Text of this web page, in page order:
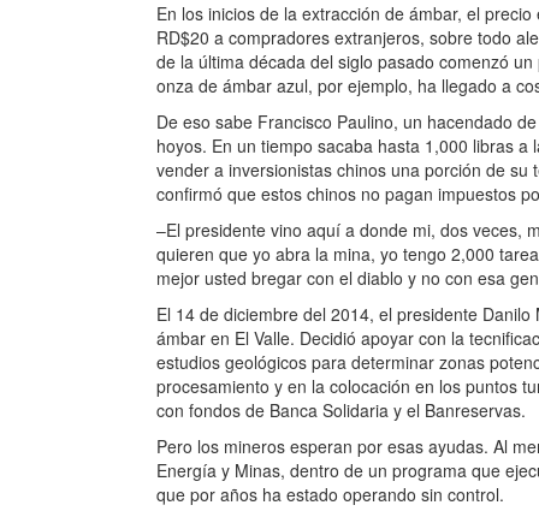
En los inicios de la extracción de ámbar, el
RD$20 a compradores extranjeros, sobre todo
de la última década del siglo pasado comenzó
onza de ámbar azul, por ejemplo, ha llegado a
De eso sabe Francisco Paulino, un hacendado
hoyos. En un tiempo sacaba hasta 1,000 libras
vender a inversionistas chinos una porción de
confirmó que estos chinos no pagan impuestos
–El presidente vino aquí a donde mi, dos veces,
quieren que yo abra la mina, yo tengo 2,000
mejor usted bregar con el diablo y no con esa
El 14 de diciembre del 2014, el presidente
ámbar en El Valle. Decidió apoyar con la
estudios geológicos para determinar zonas
procesamiento y en la colocación en los puntos
con fondos de Banca Solidaria y el Banreservas.
Pero los mineros esperan por esas ayudas. Al
Energía y Minas, dentro de un programa que
que por años ha estado operando sin control.